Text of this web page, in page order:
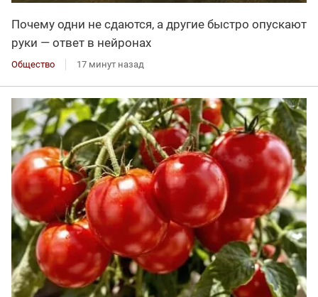
Почему одни не сдаются, а другие быстро опускают
руки — ответ в нейронах
Общество 17 минут назад